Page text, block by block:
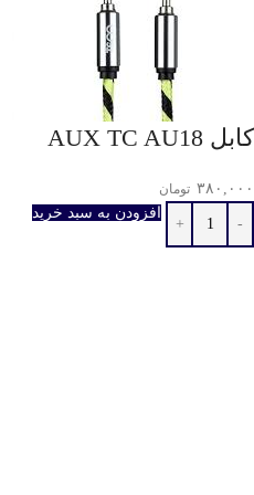
كابل AUX TC AU18
۳۸۰,۰۰۰ تومان
افزودن به سبد خرید